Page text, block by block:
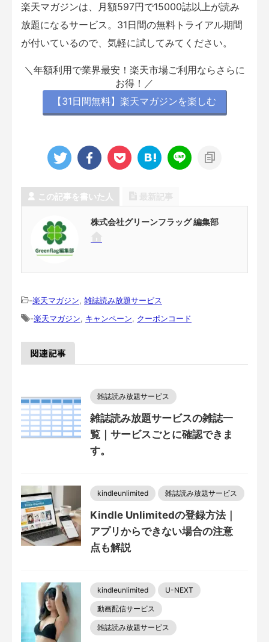
楽天マガジンは、月額597円で15000誌以上が読み
放題になるサービス。31日間の無料トライアル期間
が付いているので、気軽に試してみてください。
＼年額利用で業界最安！楽天市場ご利用ならさらに
お得！／
【31日間無料】楽天マガジンを楽しむ
この記事を書いた人
株式会社グリーンフラッグ 編集部
-楽天マガジン 雑誌読み放題サービス
-楽天マガジン キャンペーン クーポンコード
関連記事
雑誌読み放題サービス
雑誌読み放題サービスの雑誌一
覧｜サービスごとに確認できま
す。
kindleunlimited 雑誌読み放題サービス
Kindle Unlimitedの登録方法｜
アプリからできない場合の注意
点も解説
kindleunlimited U-NEXT
動画配信サービス
雑誌読み放題サービス